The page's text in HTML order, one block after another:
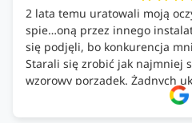
2 lata temu uratowali moją
spie…oną przez innego
się podjęli, bo konkurencja
Starali się zrobić jak najmniej
wzorowy porządek. Żadnych
kosztów. Zaskoczenie. Kontakt
pomontażowa również OK. A